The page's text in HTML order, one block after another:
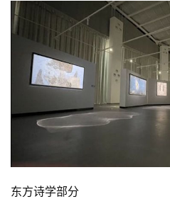
东方诗学部分